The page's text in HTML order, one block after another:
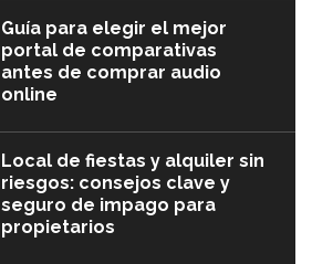
Guía para elegir el mejor
portal de comparativas
antes de comprar audio
online
Local de fiestas y alquiler sin
riesgos: consejos clave y
seguro de impago para
propietarios